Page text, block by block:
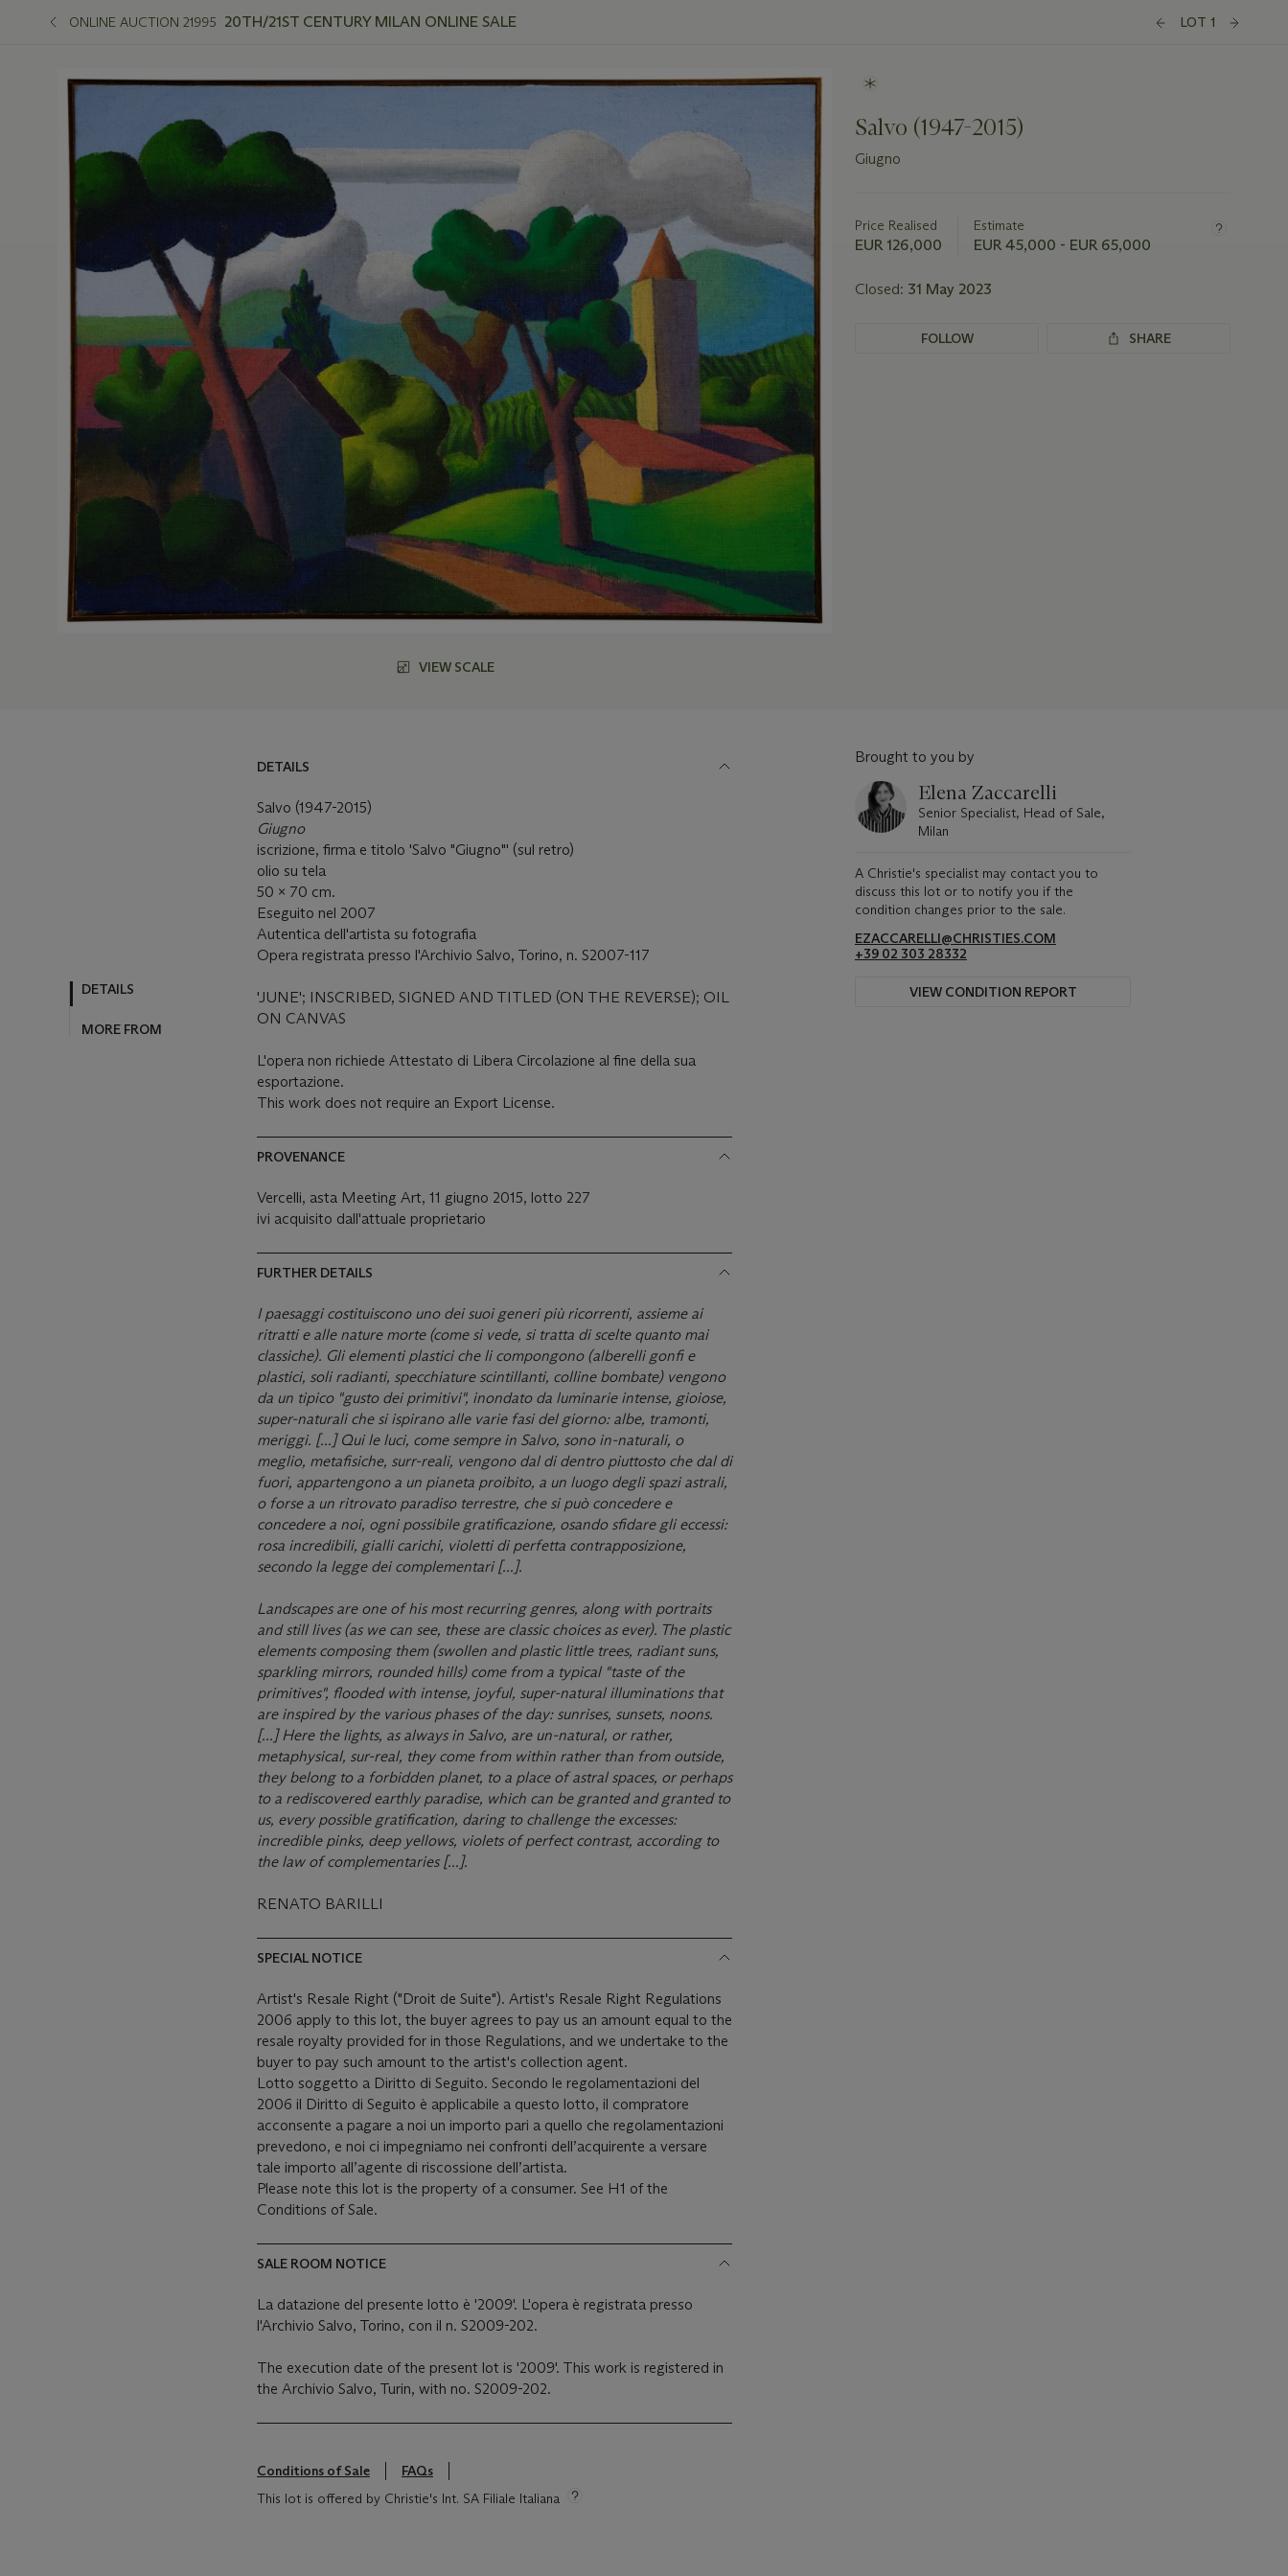
ONLINE AUCTION 21995 20TH/21ST CENTURY MILAN ONLINE SALE LOT 1
VIEW SCALE
Salvo (1947-2015)
Giugno
about
this
Price Realised
EUR 126,000
Estimate
EUR 45,000 - EUR 65,000
Closed: 31 May 2023
FOLLOW SHARE
DETAILS
Salvo (1947-2015)
Giugno
iscrizione, firma e titolo 'Salvo "Giugno"' (sul retro)
olio su tela
50 x 70 cm.
Eseguito nel 2007
Autentica dell'artista su fotografia
Opera registrata presso l'Archivio Salvo, Torino, n. S2007-117
'JUNE'; INSCRIBED, SIGNED AND TITLED (ON THE REVERSE); OIL
ON CANVAS
L'opera non richiede Attestato di Libera Circolazione al fine della sua
esportazione.
This work does not require an Export License.
PROVENANCE
Vercelli, asta Meeting Art, 11 giugno 2015, lotto 227
ivi acquisito dall'attuale proprietario
FURTHER DETAILS
I paesaggi costituiscono uno dei suoi generi più ricorrenti, assieme ai
ritratti e alle nature morte (come si vede, si tratta di scelte quanto mai
classiche). Gli elementi plastici che li compongono (alberelli gonfi e
plastici, soli radianti, specchiature scintillanti, colline bombate) vengono
da un tipico "gusto dei primitivi", inondato da luminarie intense, gioiose,
super-naturali che si ispirano alle varie fasi del giorno: albe, tramonti,
meriggi. [...] Qui le luci, come sempre in Salvo, sono in-naturali, o
meglio, metafisiche, surr-reali, vengono dal di dentro piuttosto che dal di
fuori, appartengono a un pianeta proibito, a un luogo degli spazi astrali,
o forse a un ritrovato paradiso terrestre, che si può concedere e
concedere a noi, ogni possibile gratificazione, osando sfidare gli eccessi:
rosa incredibili, gialli carichi, violetti di perfetta contrapposizione,
secondo la legge dei complementari [...].
Landscapes are one of his most recurring genres, along with portraits
and still lives (as we can see, these are classic choices as ever). The plastic
elements composing them (swollen and plastic little trees, radiant suns,
sparkling mirrors, rounded hills) come from a typical "taste of the
primitives", flooded with intense, joyful, super-natural illuminations that
are inspired by the various phases of the day: sunrises, sunsets, noons.
[...] Here the lights, as always in Salvo, are un-natural, or rather,
metaphysical, sur-real, they come from within rather than from outside,
they belong to a forbidden planet, to a place of astral spaces, or perhaps
to a rediscovered earthly paradise, which can be granted and granted to
us, every possible gratification, daring to challenge the excesses:
incredible pinks, deep yellows, violets of perfect contrast, according to
the law of complementaries [...].
RENATO BARILLI
SPECIAL NOTICE
Artist's Resale Right ("Droit de Suite"). Artist's Resale Right Regulations
2006 apply to this lot, the buyer agrees to pay us an amount equal to the
resale royalty provided for in those Regulations, and we undertake to the
buyer to pay such amount to the artist's collection agent.
Lotto soggetto a Diritto di Seguito. Secondo le regolamentazioni del
2006 il Diritto di Seguito è applicabile a questo lotto, il compratore
acconsente a pagare a noi un importo pari a quello che regolamentazioni
prevedono, e noi ci impegniamo nei confronti dell’acquirente a versare
tale importo all’agente di riscossione dell’artista.
Please note this lot is the property of a consumer. See H1 of the
Conditions of Sale.
SALE ROOM NOTICE
La datazione del presente lotto è '2009'. L'opera è registrata presso
l'Archivio Salvo, Torino, con il n. S2009-202.
The execution date of the present lot is '2009'. This work is registered in
the Archivio Salvo, Turin, with no. S2009-202.
Conditions of Sale
FAQs
This lot is offered by Christie's Int. SA Filiale Italiana
Brought to you by
Elena Zaccarelli
Senior Specialist, Head of Sale,
Milan
A Christie's specialist may contact you to
discuss this lot or to notify you if the
condition changes prior to the sale.
EZACCARELLI@CHRISTIES.COM
+39 02 303 28332
VIEW CONDITION REPORT